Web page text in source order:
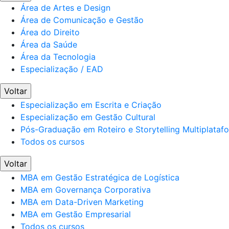
Área de Artes e Design
Área de Comunicação e Gestão
Área do Direito
Área da Saúde
Área da Tecnologia
Especialização / EAD
Voltar
Especialização em Escrita e Criação
Especialização em Gestão Cultural
Pós-Graduação em Roteiro e Storytelling
Todos os cursos
Voltar
MBA em Gestão Estratégica de Logística
MBA em Governança Corporativa
MBA em Data-Driven Marketing
MBA em Gestão Empresarial
Todos os cursos